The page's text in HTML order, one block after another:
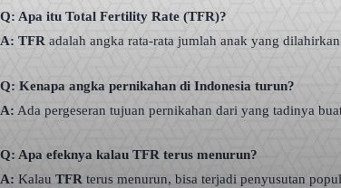
Q: Apa itu Total Fertility Rate (TFR)?
A: TFR adalah angka rata-rata jumlah anak yang
Q: Kenapa angka pernikahan di Indonesia turun?
A: Ada pergeseran tujuan pernikahan dari yang tadinya
Q: Apa efeknya kalau TFR terus menurun?
A: Kalau TFR terus menurun, bisa terjadi penyusutan